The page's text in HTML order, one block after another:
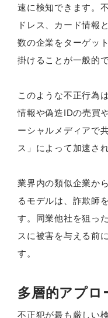
速に検知できます。
ドレス、カード情報
数の企業をターゲッ
掛けることが一般的で
このような不正行為
情報や偽造IDの売買
ーシャルメディアで
ス」によって加速さ
業界内の類似企業か
るモデルは、詐欺師
す。同業他社を狙っ
スに被害を与える前
す。
多層的アプロ
不正犯が最も厳しい